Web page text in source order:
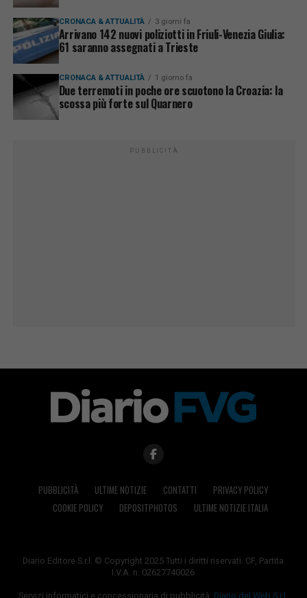
CRONACA & ATTUALITÀ 3 giorni fa
Arrivano 142 nuovi poliziotti in Friuli-Venezia Giulia:
61 saranno assegnati a Trieste
CRONACA & ATTUALITÀ 1 giorno fa
Due terremoti in poche ore scuotono la Croazia: la
scossa più forte sul Quarnero
PUBBLICITÀ
PUBBLICITÀ ULTIME NOTIZIE CONTATTI
PRIVACY POLICY
COOKIE POLICY
DEPOSITPHOTOS ULTIME NOTIZIE ITALIA
Diario Editore S.r.l. © Copyright 2025 Tutti i diritti riservati. CF, Partita
I.V.A. n. 02627740026
Servizi informatici e concessionaria di pubblicità: Diario del Web S.r.l.